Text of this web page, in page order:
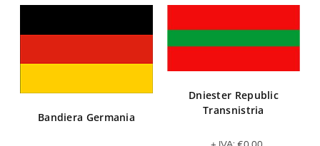
Bandiera Germania
Dniester Republic
Transnistria